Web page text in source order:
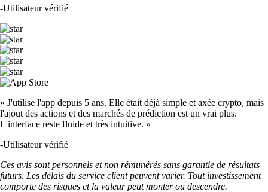
-Utilisateur vérifié
« J'utilise l'app depuis 5 ans. Elle était déjà simple et axée crypto, mais
l'ajout des actions et des marchés de prédiction est un vrai plus.
L'interface reste fluide et très intuitive. »
-Utilisateur vérifié
Ces avis sont personnels et non rémunérés sans garantie de résultats
futurs. Les délais du service client peuvent varier. Tout investissement
comporte des risques et la valeur peut monter ou descendre.